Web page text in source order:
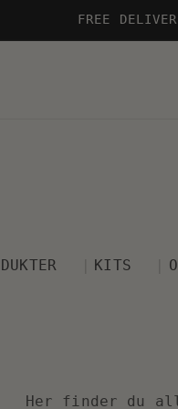
FREE
KITS
Her finder du